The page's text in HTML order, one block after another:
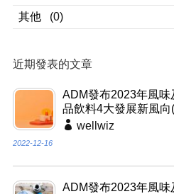
其他
(0)
近期發表的文章
ADM發布2023年風
品飲料4大發展新風向
wellwiz
2022-12-16
ADM發布2023年風